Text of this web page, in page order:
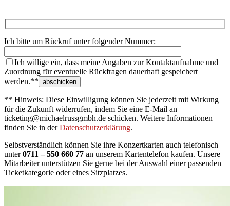
Ich bitte um Rückruf unter folgender Nummer:
Ich willige ein, dass meine Angaben zur Kontaktaufnahme und
Zuordnung für eventuelle Rückfragen dauerhaft gespeichert
werden.**
** Hinweis: Diese Einwilligung können Sie jederzeit mit Wirkung
für die Zukunft widerrufen, indem Sie eine E-Mail an
ticketing@michaelrussgmbh.de schicken. Weitere Informationen
finden Sie in derDatenschutzerklärung.
Selbstverständlich können Sie ihre Konzertkarten auch telefonisch
unter0711 – 550 660 77 an unserem Kartentelefon kaufen. Unsere
Mitarbeiter unterstützen Sie gerne bei der Auswahl einer passenden
Ticketkategorie oder eines Sitzplatzes.